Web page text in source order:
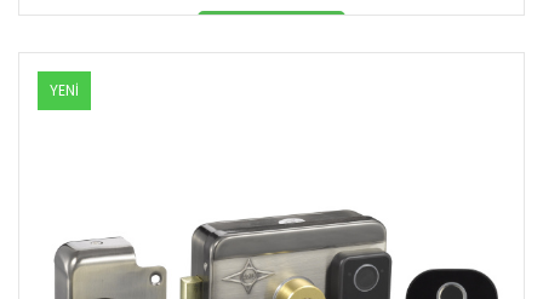
Məhsul mövcüddur
YENİ